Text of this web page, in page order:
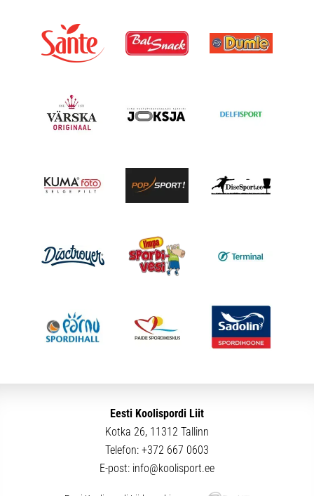
Eesti Koolispordi Liit
Kotka 26, 11312 Tallinn
Telefon: +372 667 0603
E-post: info@koolisport.ee